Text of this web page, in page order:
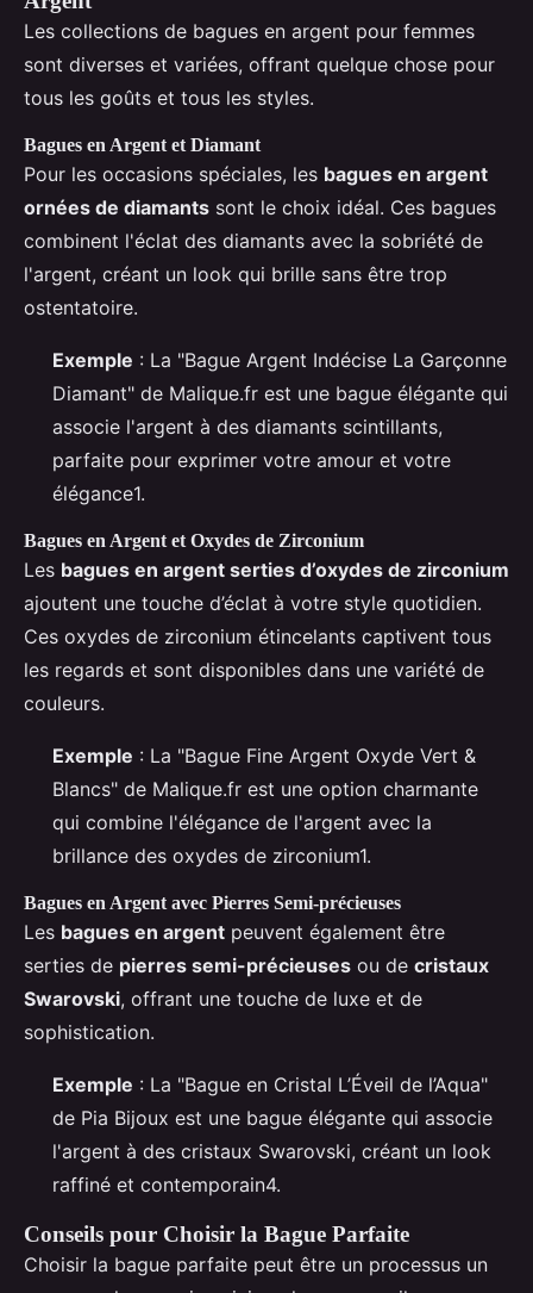
Les collections de bagues en argent pour femmes
sont diverses et variées, offrant quelque chose pour
tous les goûts et tous les styles.
Bagues en Argent et Diamant
Pour les occasions spéciales, les bagues en argent
ornées de diamants sont le choix idéal. Ces bagues
combinent l'éclat des diamants avec la sobriété de
l'argent, créant un look qui brille sans être trop
ostentatoire.
Exemple : La "Bague Argent Indécise La Garçonne
Diamant" de Malique.fr est une bague élégante qui
associe l'argent à des diamants scintillants,
parfaite pour exprimer votre amour et votre
élégance1.
Bagues en Argent et Oxydes de Zirconium
Les bagues en argent serties d’oxydes de zirconium
ajoutent une touche d’éclat à votre style quotidien.
Ces oxydes de zirconium étincelants captivent tous
les regards et sont disponibles dans une variété de
couleurs.
Exemple : La "Bague Fine Argent Oxyde Vert &
Blancs" de Malique.fr est une option charmante
qui combine l'élégance de l'argent avec la
brillance des oxydes de zirconium1.
Bagues en Argent avec Pierres Semi-précieuses
Les bagues en argent peuvent également être
serties de pierres semi-précieuses ou de cristaux
Swarovski, offrant une touche de luxe et de
sophistication.
Exemple : La "Bague en Cristal L’Éveil de l’Aqua"
de Pia Bijoux est une bague élégante qui associe
l'argent à des cristaux Swarovski, créant un look
raffiné et contemporain4.
Conseils pour Choisir la Bague Parfaite
Choisir la bague parfaite peut être un processus un